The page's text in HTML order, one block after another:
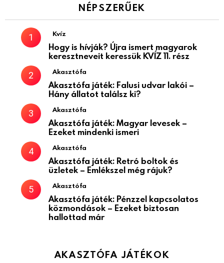
NÉPSZERŰEK
Kvíz
Hogy is hívják? Újra ismert magyarok
keresztneveit keressük KVÍZ 11. rész
Akasztófa
Akasztófa játék: Falusi udvar lakói –
Hány állatot találsz ki?
Akasztófa
Akasztófa játék: Magyar levesek –
Ezeket mindenki ismeri
Akasztófa
Akasztófa játék: Retró boltok és
üzletek – Emlékszel még rájuk?
Akasztófa
Akasztófa játék: Pénzzel kapcsolatos
közmondások – Ezeket biztosan
hallottad már
AKASZTÓFA JÁTÉKOK